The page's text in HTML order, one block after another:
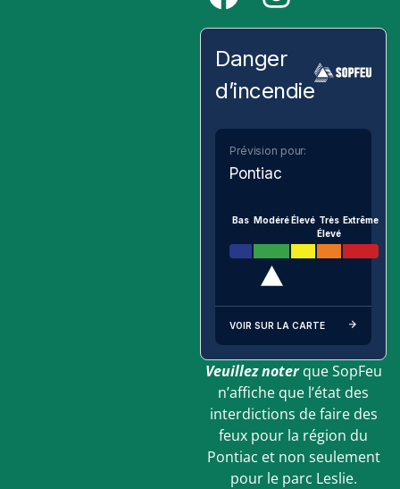
Danger
d’incendie
Prévision pour:
Pontiac
Bas ModéréÉlevé Très
Élevé
Extrême
VOIR SUR LA CARTE
Veuillez noter que SopFeu
n’affiche que l’état des
interdictions de faire des
feux pour la région du
Pontiac et non seulement
pour le parc Leslie.